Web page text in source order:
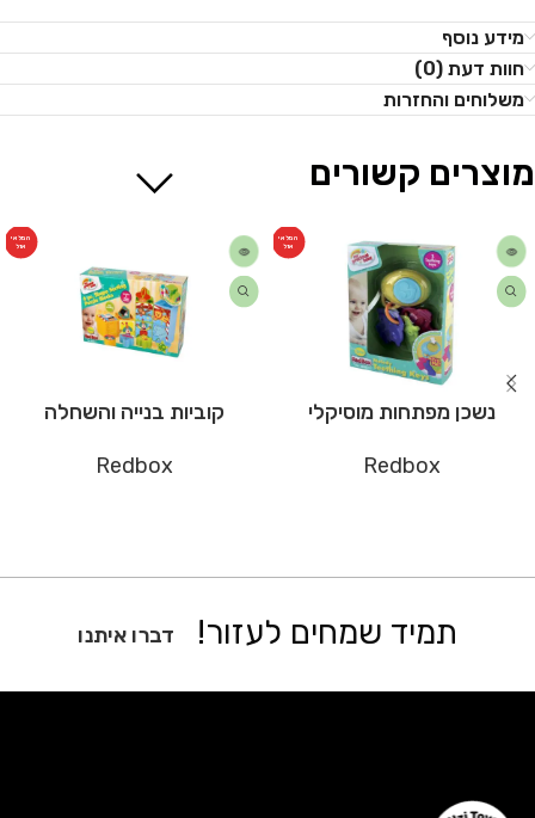
מידע נוסף
חוות דעת (0)
משלוחים והחזרות
מוצרים קשורים
המלאי
אזל
נשכן מפתחות מוסיקלי
Redbox
המלאי
אזל
קוביות בנייה והשחלה
Redbox
תמיד שמחים לעזור! דברו איתנו